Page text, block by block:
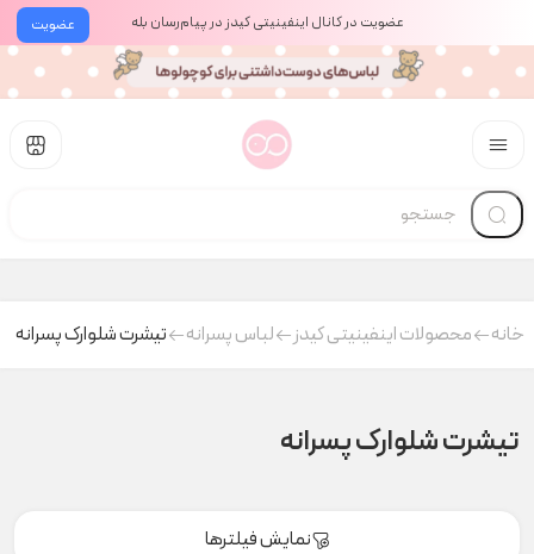
عضویت عضویت در کانال اینفینیتی کیدز در پیام‌رسان بله
خانه محصولات اینفینیتی کیدز لباس پسرانه تیشرت شلوارک پسرانه
تیشرت شلوارک پسرانه
نمایش فیلترها